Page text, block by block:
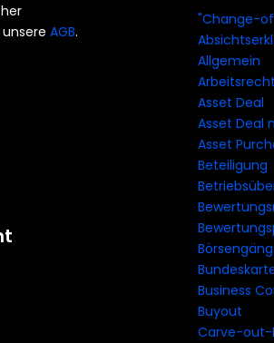
AGB.
"Change-
Allgemein
Arbeitsrecht
Asset Deal
Asset Deal
Asset
Beteiligung
Business
Buyout
Carve-out-